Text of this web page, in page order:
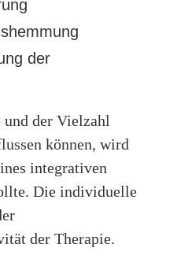
der
der Vielzahl
können, wird
integrativen
Die individuelle
der Therapie.